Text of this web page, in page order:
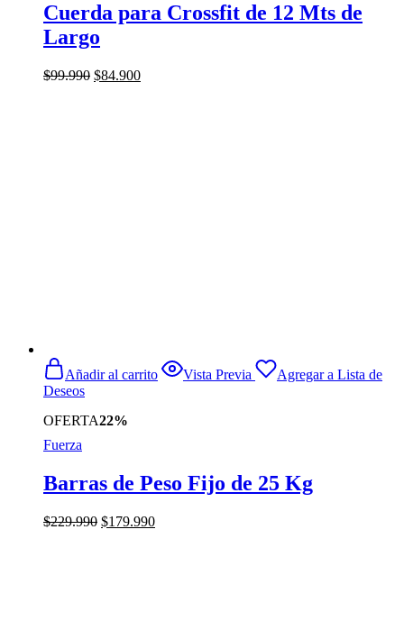
Cuerda para Crossfit de 12 Mts de
Largo
$99.990 El
$84.900El
OFERTA22%
Añadir al carrito Vista Previa
Agregar a Lista de
Deseos
Fuerza
Barras de Peso Fijo de 25 Kg
$229.990 El
$179.990El